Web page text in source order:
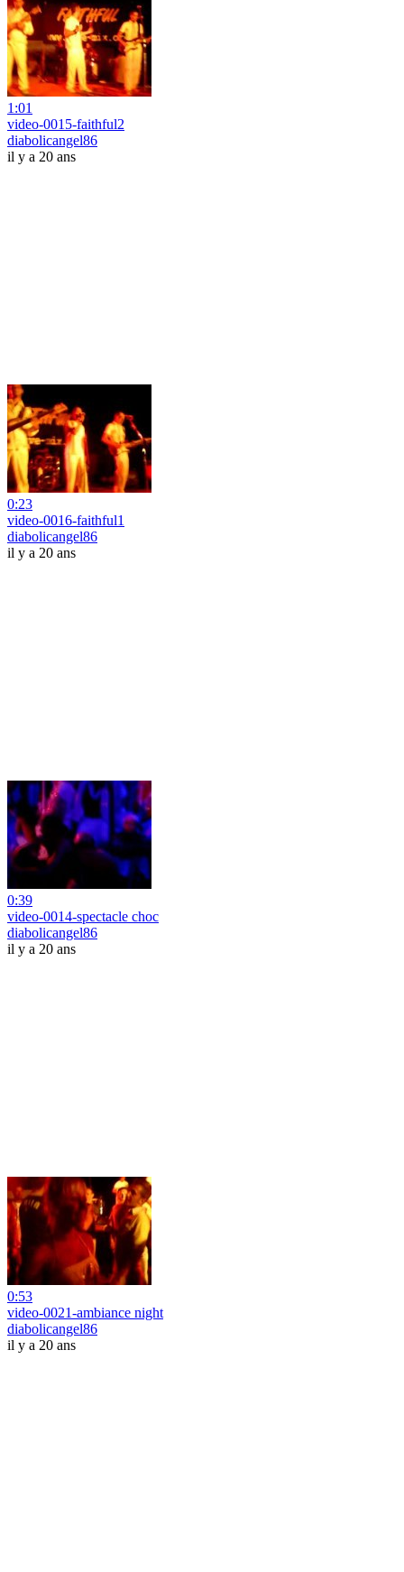
1:01
video-0015-faithful2
diabolicangel86
il y a 20 ans
0:23
video-0016-faithful1
diabolicangel86
il y a 20 ans
0:39
video-0014-spectacle choc
diabolicangel86
il y a 20 ans
0:53
video-0021-ambiance night
diabolicangel86
il y a 20 ans